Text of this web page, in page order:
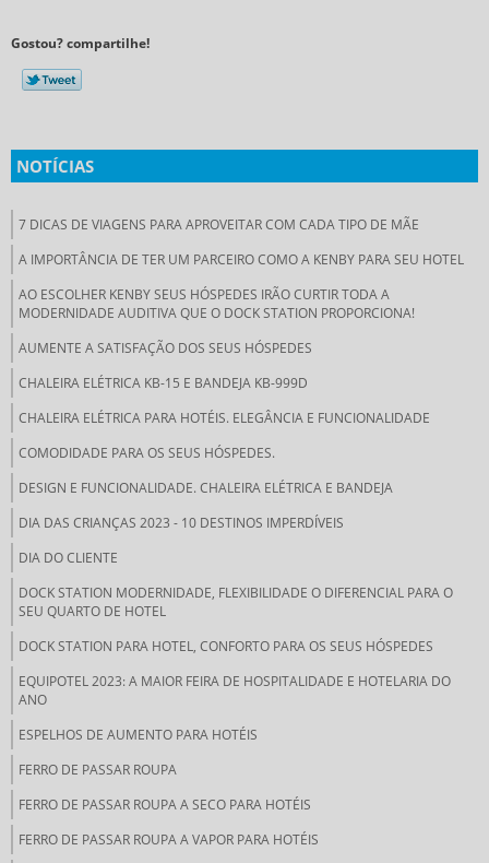
Gostou? compartilhe!
NOTÍCIAS
7 DICAS DE VIAGENS PARA APROVEITAR COM CADA TIPO DE MÃE
A IMPORTÂNCIA DE TER UM PARCEIRO COMO A KENBY PARA SEU HOTEL
AO ESCOLHER KENBY SEUS HÓSPEDES IRÃO CURTIR TODA A
MODERNIDADE AUDITIVA QUE O DOCK STATION PROPORCIONA!
AUMENTE A SATISFAÇÃO DOS SEUS HÓSPEDES
CHALEIRA ELÉTRICA KB-15 E BANDEJA KB-999D
CHALEIRA ELÉTRICA PARA HOTÉIS. ELEGÂNCIA E FUNCIONALIDADE
COMODIDADE PARA OS SEUS HÓSPEDES.
DESIGN E FUNCIONALIDADE. CHALEIRA ELÉTRICA E BANDEJA
DIA DAS CRIANÇAS 2023 - 10 DESTINOS IMPERDÍVEIS
DIA DO CLIENTE
DOCK STATION MODERNIDADE, FLEXIBILIDADE O DIFERENCIAL PARA O
SEU QUARTO DE HOTEL
DOCK STATION PARA HOTEL, CONFORTO PARA OS SEUS HÓSPEDES
EQUIPOTEL 2023: A MAIOR FEIRA DE HOSPITALIDADE E HOTELARIA DO
ANO
ESPELHOS DE AUMENTO PARA HOTÉIS
FERRO DE PASSAR ROUPA
FERRO DE PASSAR ROUPA A SECO PARA HOTÉIS
FERRO DE PASSAR ROUPA A VAPOR PARA HOTÉIS